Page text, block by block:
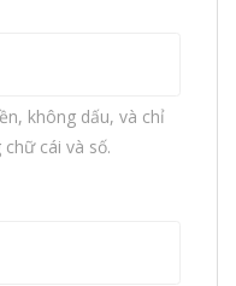
không dấu, và chỉ
cái và số.